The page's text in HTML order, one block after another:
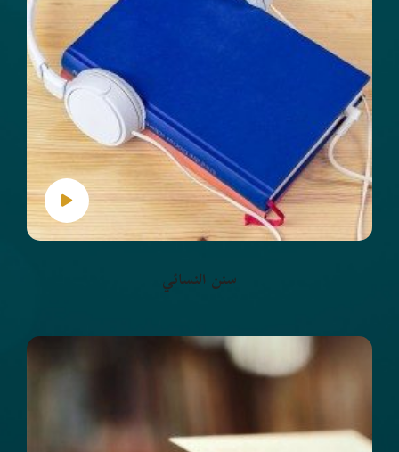
سنن النسائي